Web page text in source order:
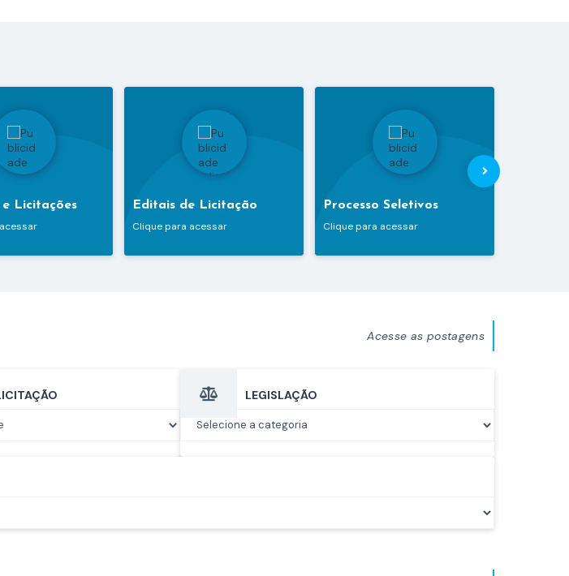
e Licitações
Editais de Licitação
Clique para acessar
Processo Seletivos
Clique para acessar
Acesse as postagens
LEGISLAÇÃO